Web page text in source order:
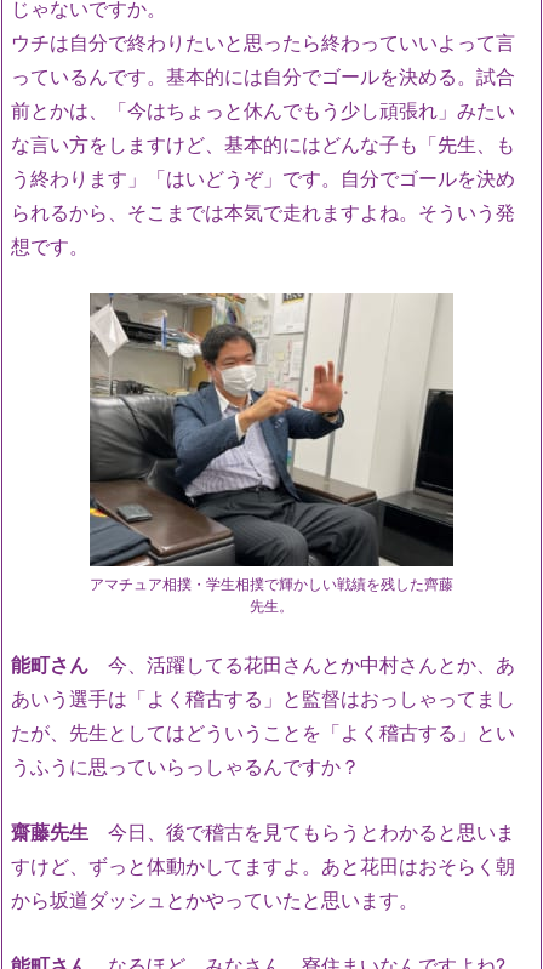
じゃないですか。
ウチは自分で終わりたいと思ったら終わっていいよって言
っているんです。基本的には自分でゴールを決める。試合
前とかは、「今はちょっと休んでもう少し頑張れ」みたい
な言い方をしますけど、基本的にはどんな子も「先生、も
う終わります」「はいどうぞ」です。自分でゴールを決め
られるから、そこまでは本気で走れますよね。そういう発
想です。
アマチュア相撲・学生相撲で輝かしい戦績を残した齊藤
先生。
能町さん 今、活躍してる花田さんとか中村さんとか、あ
あいう選手は「よく稽古する」と監督はおっしゃってまし
たが、先生としてはどういうことを「よく稽古する」とい
うふうに思っていらっしゃるんですか？
齋藤先生 今日、後で稽古を見てもらうとわかると思いま
すけど、ずっと体動かしてますよ。あと花田はおそらく朝
から坂道ダッシュとかやっていたと思います。